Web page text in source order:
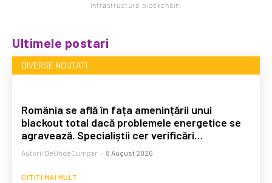
infrastructura blockchain.
Ultimele postari
DIVERSE NOUTATI
România se află în fața amenințării unui
blackout total dacă problemele energetice se
agravează. Specialiștii cer verificări…
Autorii DeUndeCumpar - 8 August 2026
CITIȚI MAI MULT